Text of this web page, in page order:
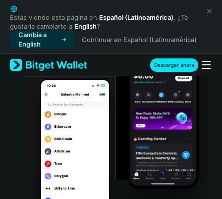
English
日本語
Tiếng Việt
Русский
Español (Latinoamérica)
Türkçe
Italiano
Português (Portugal)
Bahasa Indonesia
Estás viendo esta página en Español (Latinoamérica). ¿Te
gustaría cambiarte a English?
Cambia a
English
Continuar en Español (Latinoamérica)
Descargar ahora